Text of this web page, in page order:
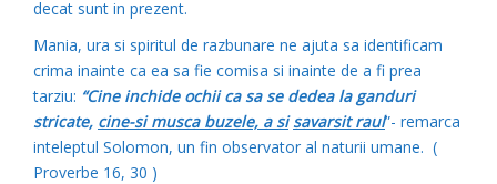
decat sunt in prezent.
Mania, ura si spiritul de razbunare ne ajuta sa identificam
crima inainte ca ea sa fie comisa si inainte de a fi prea
tarziu: “Cine inchide ochii ca sa se dedea la ganduri
stricate, cine-si musca buzele, a si savarsit raul”- remarca
inteleptul Solomon, un fin observator al naturii umane. (
Proverbe 16, 30 )